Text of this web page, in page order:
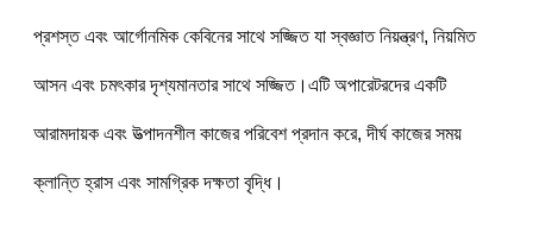
প্রশস্ত এবং আর্গোনমিক কেবিনের সাথে সজ্জিত যা স্বজ্ঞাত নিয়ন্ত্রণ, নিয়মিত
আসন এবং চমৎকার দৃশ্যমানতার সাথে সজ্জিত।এটি অপারেটরদের একটি
আরামদায়ক এবং উত্পাদনশীল কাজের পরিবেশ প্রদান করে, দীর্ঘ কাজের সময়
ক্লান্তি হ্রাস এবং সামগ্রিক দক্ষতা বৃদ্ধি।